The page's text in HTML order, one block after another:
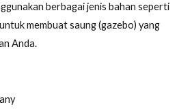
berbagai jenis bahan seperti
membuat saung (gazebo) yang
Anda.